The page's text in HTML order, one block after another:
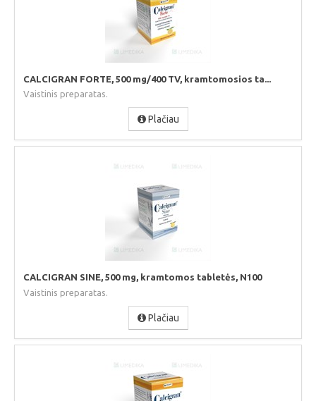
CALCIGRAN FORTE, 500 mg/400 TV, kramtomosios ta...
Vaistinis preparatas.
Plačiau
CALCIGRAN SINE, 500 mg, kramtomos tabletės, N100
Vaistinis preparatas.
Plačiau